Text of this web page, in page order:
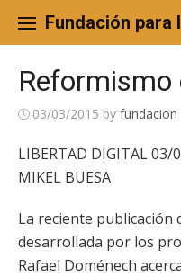
content
Fundación para
Reformismo
03/03/2015 by fundacion
LIBERTAD DIGITAL 03/
MIKEL BUESA
La reciente publicación
desarrollada por los
Rafael Doménech